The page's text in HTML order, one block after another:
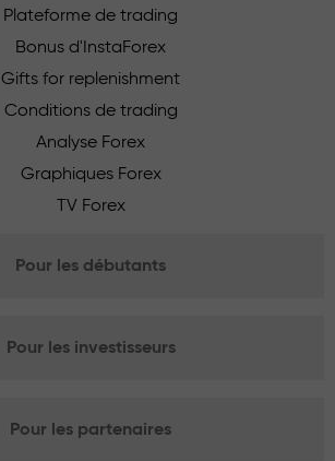
Plateforme de trading
Bonus d'InstaForex
Gifts for replenishment
Conditions de trading
Analyse Forex
Graphiques Forex
TV Forex
Pour les débutants
Pour les investisseurs
Pour les partenaires